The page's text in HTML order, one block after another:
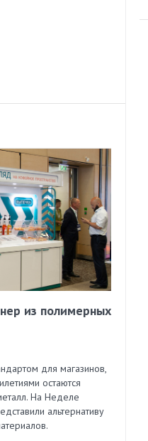
из полимерных
для магазинов,
остаются
На Неделе
альтернативу